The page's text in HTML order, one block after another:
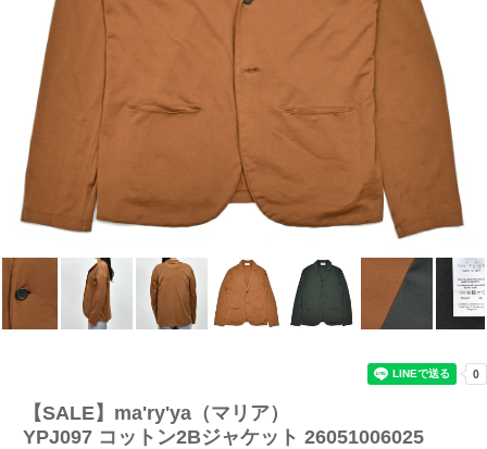
【SALE】 ma'ry'ya（マリア）
YPJ097 コットン2Bジャケット 26051006025